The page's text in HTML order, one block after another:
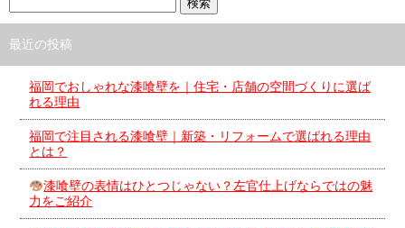
最近の投稿
福岡でおしゃれな漆喰壁を｜住宅・店舗の空間づくりに選ば
れる理由
福岡で注目される漆喰壁｜新築・リフォームで選ばれる理由
とは？
漆喰壁の表情はひとつじゃない？左官仕上げならではの魅
力をご紹介